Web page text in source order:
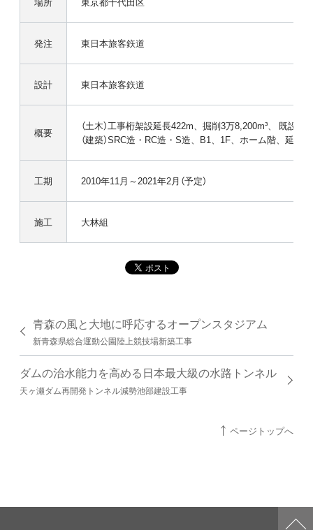
発注 東日本旅客鉃道
設計 東日本旅客鉃道
概要
（土木）工事桁架設延長422m、掘削3万8,200m³、 既設
（建築）SRC造・RC造・S造、B1、1F、ホーム階、延1万
工期 2010年11月～2021年2月（予定）
施工 大林組
青森の風と大地に呼応するオープンスタジアム
新青森県総合運動公園陸上競技場新築工事
ダムの治水能力を高める日本最大級の水路トンネル
天ヶ瀬ダム再開発トンネル減勢池部建設工事
ページトップへ